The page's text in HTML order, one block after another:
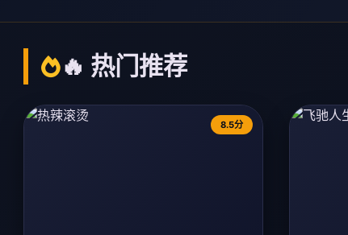
🔥 热门推荐
8.5分